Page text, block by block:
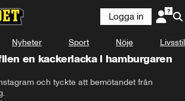
Logga in
Nyheter Sport Nöje Livsstil
en kackerlacka i hamburgaren
och tyckte att bemötandet från